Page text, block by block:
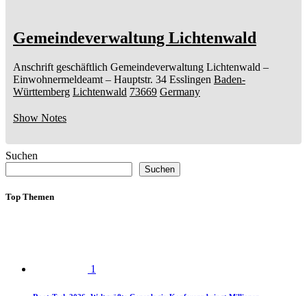
Gemeindeverwaltung Lichtenwald
Anschrift geschäftlich Gemeindeverwaltung Lichtenwald –
Einwohnermeldeamt – Hauptstr. 34 Esslingen Baden-
Württemberg Lichtenwald 73669 Germany
Show Notes
Suchen
Suchen
Top Themen
1